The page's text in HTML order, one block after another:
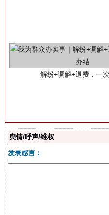
站台名比不上好声名
舆情/呼声/维权
发表感言：